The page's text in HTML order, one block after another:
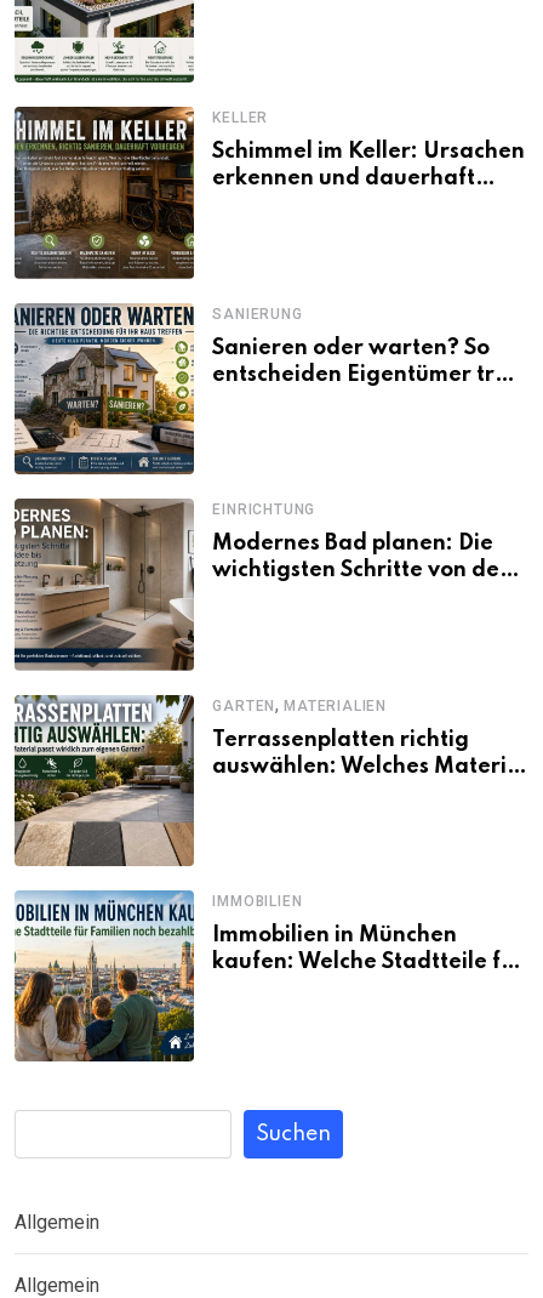
KELLER
Schimmel im Keller: Ursachen
erkennen und dauerhaft
SANIERUNG
Sanieren oder warten? So
entscheiden Eigentümer trotz
EINRICHTUNG
Modernes Bad planen: Die
wichtigsten Schritte von der
GARTEN,MATERIALIEN
Terrassenplatten richtig
auswählen: Welches Material
IMMOBILIEN
Immobilien in München
kaufen: Welche Stadtteile für
Suchen
Allgemein
Allgemein